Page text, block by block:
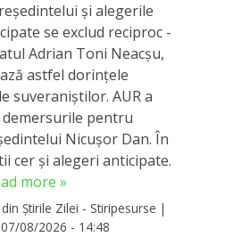
și alegerile
se exclud reciproc -
Adrian Toni Neacșu,
astfel dorințele
suveraniștilor. AUR a
pentru
Nicușor Dan. În
cer și alegeri anticipate.
more »
Știrile Zilei - Stiripesurse |
07/08/2026 - 14:48